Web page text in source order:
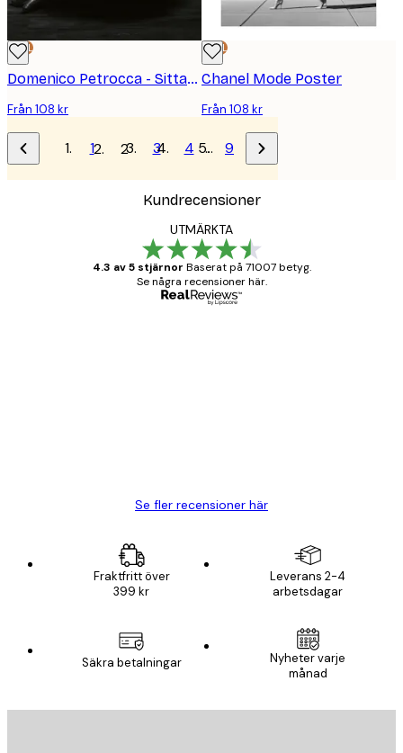
DEAL
Domenico Petrocca - Sittande Ballerina Grace Poster
Från 108 kr
DEAL
Chanel Mode Poster
Från 108 kr
1 2 3 4 … 9
Kundrecensioner
UTMÄRKTA
4.3 av 5 stjärnor Baserat på 71007 betyg.
Se några recensioner här.
Se fler recensioner här
Fraktfritt över
399 kr
Leverans 2-4
arbetsdagar
Säkra betalningar
Nyheter varje
månad